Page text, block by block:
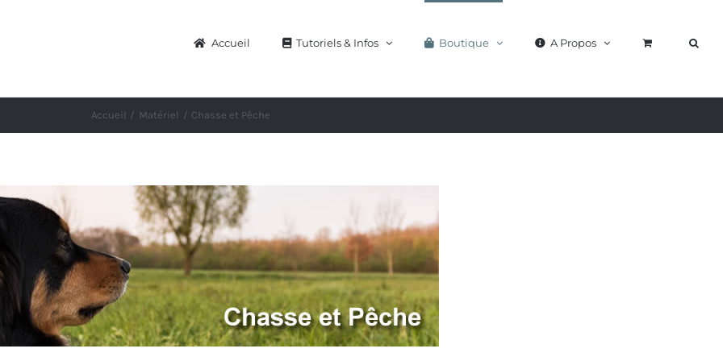
Accueil Tutoriels & Infos Boutique A Propos
Accueil Matériel Chasse et Pêche